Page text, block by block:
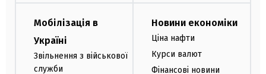
Мобілізація в
Україні
Звільнення з військової
служби
Новини економіки
Ціна нафти
Курси валют
Фінансові новини